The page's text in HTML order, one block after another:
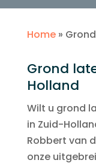
Home»
Grond
Holland
Wilt u grond
in Zuid-
Robbert van
onze